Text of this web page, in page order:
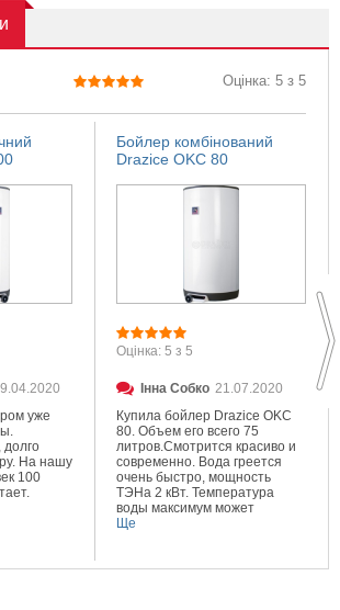
Оцінка: 5 з 5
уже
долго
На нашу
100
Бойлер комбінований
Drazice OKC 80
Оцінка: 5 з 5
Інна Собко 21.07.2020
Купила бойлер Drazice OKC
80. Объем его всего 75
литров.Смотрится красиво и
современно. Вода греется
очень быстро, мощность
ТЭНа 2 кВт. Температура
воды максимум может
составлять 80 градусов.
Ще